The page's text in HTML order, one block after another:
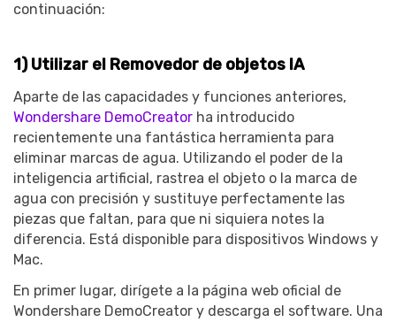
continuación:
1) Utilizar el Removedor de objetos IA
Aparte de las capacidades y funciones anteriores,
Wondershare DemoCreator ha introducido
recientemente una fantástica herramienta para
eliminar marcas de agua. Utilizando el poder de la
inteligencia artificial, rastrea el objeto o la marca de
agua con precisión y sustituye perfectamente las
piezas que faltan, para que ni siquiera notes la
diferencia. Está disponible para dispositivos Windows y
Mac.
En primer lugar, dirígete a la página web oficial de
Wondershare DemoCreator y descarga el software. Una